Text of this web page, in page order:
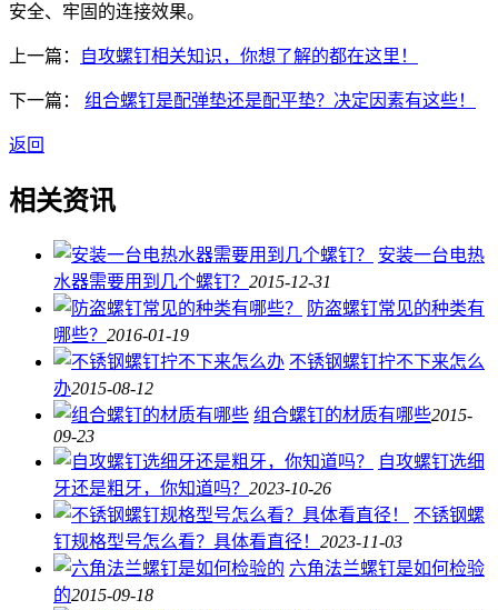
安全、牢固的连接效果。
上一篇： 自攻螺钉相关知识，你想了解的都在这里！
下一篇： 组合螺钉是配弹垫还是配平垫？决定因素有这些！
返回
相关资讯
安装一台电热
水器需要用到几个螺钉？ 2015-12-31
防盗螺钉常见的种类有
哪些？ 2016-01-19
不锈钢螺钉拧不下来怎么
办2015-08-12
组合螺钉的材质有哪些2015-
09-23
自攻螺钉选细
牙还是粗牙，你知道吗？ 2023-10-26
不锈钢螺
钉规格型号怎么看？具体看直径！ 2023-11-03
六角法兰螺钉是如何检验
的2015-09-18